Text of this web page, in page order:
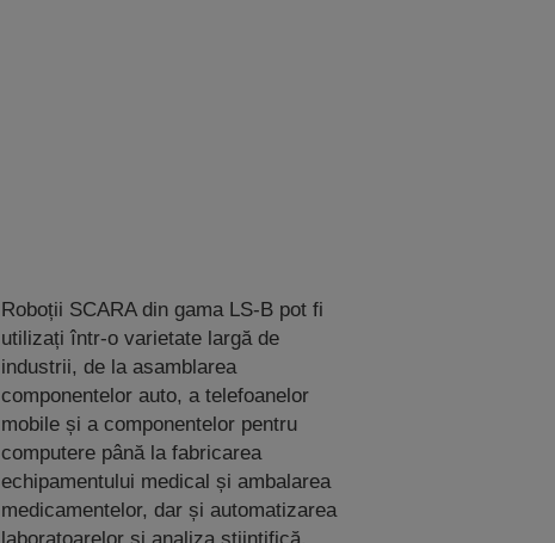
Roboții SCARA din gama LS-B pot fi
utilizați într-o varietate largă de
industrii, de la asamblarea
componentelor auto, a telefoanelor
mobile și a componentelor pentru
computere până la fabricarea
echipamentului medical și ambalarea
medicamentelor, dar și automatizarea